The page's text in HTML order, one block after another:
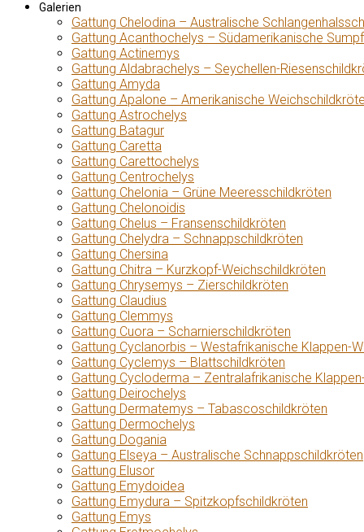
Galerien
Gattung Chelodina – Australische
Gattung Acanthochelys – Südamerikanische
Gattung Actinemys
Gattung Aldabrachelys – Seychellen-
Gattung Amyda
Gattung Apalone – Amerikanische
Gattung Astrochelys
Gattung Batagur
Gattung Caretta
Gattung Carettochelys
Gattung Centrochelys
Gattung Chelonia – Grüne Meeresschildkröten
Gattung Chelonoidis
Gattung Chelus – Fransenschildkröten
Gattung Chelydra – Schnappschildkröten
Gattung Chersina
Gattung Chitra – Kurzkopf-Weichschildkröten
Gattung Chrysemys – Zierschildkröten
Gattung Claudius
Gattung Clemmys
Gattung Cuora – Scharnierschildkröten
Gattung Cyclanorbis – Westafrikanische Klappen-
Gattung Cyclemys – Blattschildkröten
Gattung Cycloderma – Zentralafrikanische
Gattung Deirochelys
Gattung Dermatemys – Tabascoschildkröten
Gattung Dermochelys
Gattung Dogania
Gattung Elseya – Australische Schnappschildkröten
Gattung Elusor
Gattung Emydoidea
Gattung Emydura – Spitzkopfschildkröten
Gattung Emys